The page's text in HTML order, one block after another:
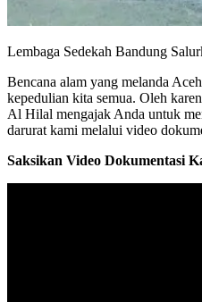
Lembaga Sedekah Bandung
Bencana alam yang melanda
kepedulian kita semua. Oleh
Al Hilal mengajak Anda untuk
darurat kami melalui video
Saksikan Video Dokumentasi